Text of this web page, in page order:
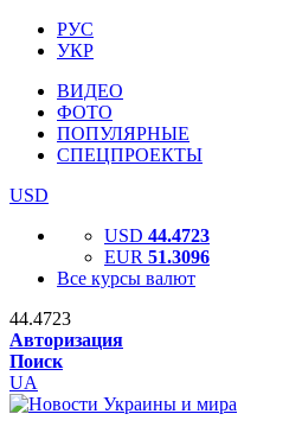
РУС
УКР
ВИДЕО
ФОТО
ПОПУЛЯРНЫЕ
СПЕЦПРОЕКТЫ
USD
USD 44.4723
EUR 51.3096
Все курсы валют
44.4723
Авторизация
Поиск
UA